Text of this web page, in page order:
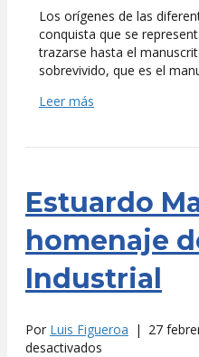
Los orígenes de las
conquista que se
trazarse hasta el
sobrevivido, que es el
Leer más
Estuardo
homenaje
Industrial
Por Luis Figueroa | 27
desactivados